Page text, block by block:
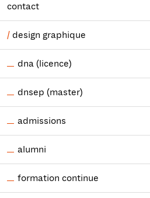
contact
design graphique
dna (licence)
dnsep (master)
admissions
alumni
formation continue